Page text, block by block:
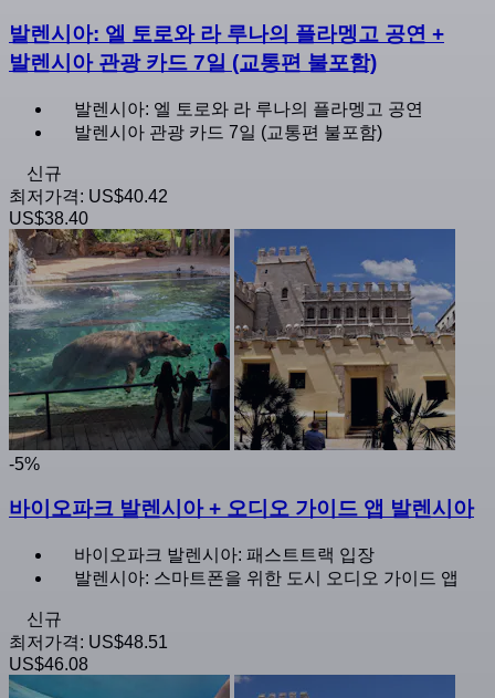
발렌시아: 엘 토로와 라 루나의 플라멩고 공연 +
발렌시아 관광 카드 7일 (교통편 불포함)
발렌시아: 엘 토로와 라 루나의 플라멩고 공연
발렌시아 관광 카드 7일 (교통편 불포함)
신규
최저가격: US$40.42
US$38.40
-5%
바이오파크 발렌시아 + 오디오 가이드 앱 발렌시아
바이오파크 발렌시아: 패스트트랙 입장
발렌시아: 스마트폰을 위한 도시 오디오 가이드 앱
신규
최저가격: US$48.51
US$46.08